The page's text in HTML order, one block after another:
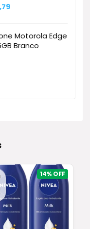
O
R$1.734,79.
Motorola Edge
Branco
14%